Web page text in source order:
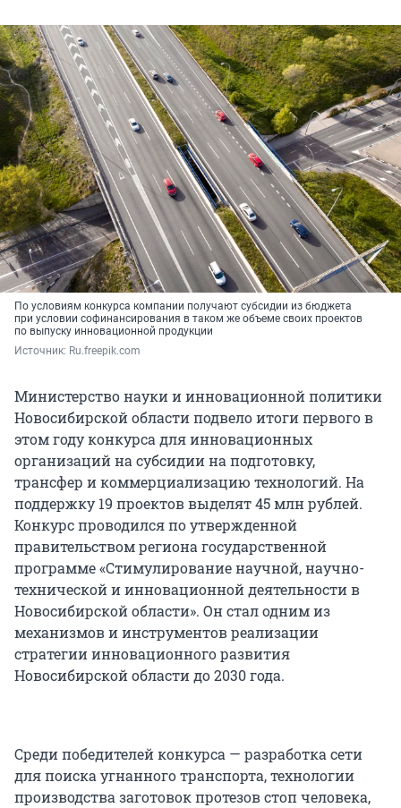
По условиям конкурса компании получают субсидии из бюджета
при условии софинансирования в таком же объеме своих проектов
по выпуску инновационной продукции
Источник: Ru.freepik.com
Министерство науки и инновационной политики
Новосибирской области подвело итоги первого в
этом году конкурса для инновационных
организаций на субсидии на подготовку,
трансфер и коммерциализацию технологий. На
поддержку 19 проектов выделят 45 млн рублей.
Конкурс проводился по утвержденной
правительством региона государственной
программе «Стимулирование научной, научно-
технической и инновационной деятельности в
Новосибирской области». Он стал одним из
механизмов и инструментов реализации
стратегии инновационного развития
Новосибирской области до 2030 года.
Среди победителей конкурса — разработка сети
для поиска угнанного транспорта, технологии
производства заготовок протезов стоп человека,